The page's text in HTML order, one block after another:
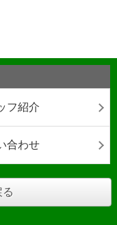
フ紹介
合わせ